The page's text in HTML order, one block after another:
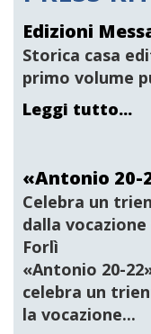
Edizioni
Storica casa
primo volume
Leggi tutto...
«Antonio 20-
Celebra un
dalla
Forlì
«Antonio 20-
celebra un
la vocazione...